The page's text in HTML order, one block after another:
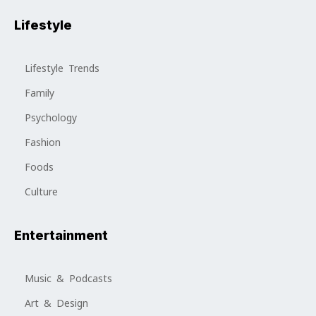
Lifestyle
Lifestyle Trends
Family
Psychology
Fashion
Foods
Culture
Entertainment
Music & Podcasts
Art & Design